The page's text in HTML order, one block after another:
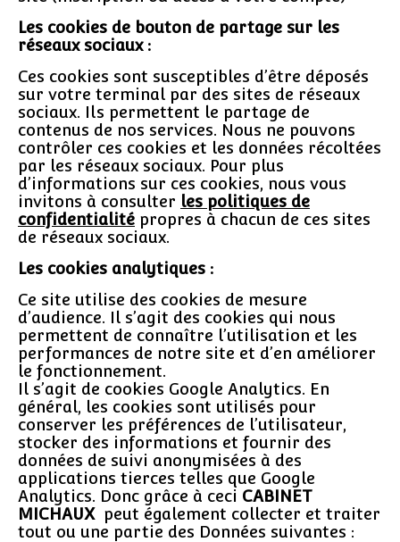
Les cookies de bouton de partage sur les
réseaux sociaux :
Ces cookies sont susceptibles d’être déposés
sur votre terminal par des sites de réseaux
sociaux. Ils permettent le partage de
contenus de nos services. Nous ne pouvons
contrôler ces cookies et les données récoltées
par les réseaux sociaux. Pour plus
d’informations sur ces cookies, nous vous
invitons à consulter les politiques de
confidentialité propres à chacun de ces sites
de réseaux sociaux.
Les cookies analytiques :
Ce site utilise des cookies de mesure
d’audience. Il s’agit des cookies qui nous
permettent de connaître l’utilisation et les
performances de notre site et d’en améliorer
le fonctionnement.
Il s’agit de cookies Google Analytics. En
général, les cookies sont utilisés pour
conserver les préférences de l’utilisateur,
stocker des informations et fournir des
données de suivi anonymisées à des
applications tierces telles que Google
Analytics. Donc grâce à ceci CABINET
MICHAUXpeut également collecter et traiter
tout ou une partie des Données suivantes :